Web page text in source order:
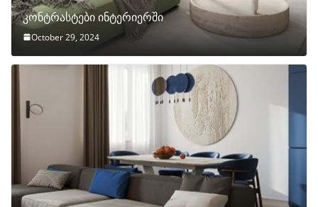
კონტრასტები ინტერიერში
October 29, 2024